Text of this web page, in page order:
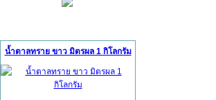
น้ำตาลทราย ขาว มิตรผล 1 กิโลกรัม